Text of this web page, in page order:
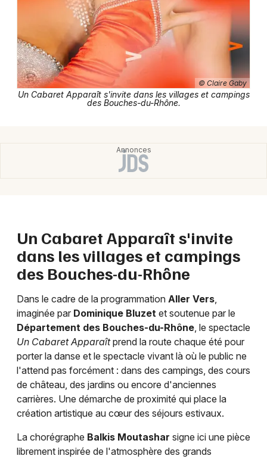
Newsletter des sorties
Artistes en tournée
Actus dans les Bouches du Rhône
13 - Bouches du Rhône
Choisir mes départements
Mon email
Je m'abonne
© Claire Gaby
Un Cabaret Apparaît s'invite dans les villages et campings
des Bouches-du-Rhône.
Un Cabaret Apparaît s'invite
dans les villages et campings
des Bouches-du-Rhône
Dans le cadre de la programmation Aller Vers,
imaginée par Dominique Bluzet et soutenue par le
Département des Bouches-du-Rhône, le spectacle
Un Cabaret Apparaîtprend la route chaque été pour
porter la danse et le spectacle vivant là où le public ne
l'attend pas forcément : dans des campings, des cours
de château, des jardins ou encore d'anciennes
carrières. Une démarche de proximité qui place la
création artistique au cœur des séjours estivaux.
La chorégraphe Balkis Moutashar signe ici une pièce
librement inspirée de l'atmosphère des grands